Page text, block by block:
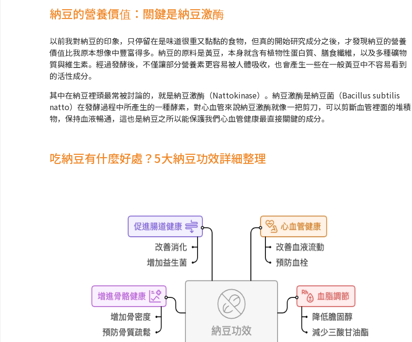
納豆的營養價值：關鍵是納豆激酶
以前我對納豆的印象，只停留在是味道很重又黏黏的食物，但真的開始研究成分之後，才發現納豆的營養
價值比我原本想像中豐富得多。納豆的原料是黃豆，本身就含有植物性蛋白質、膳食纖維，以及多種礦物
質與維生素。經過發酵後，不僅讓部分營養素更容易被人體吸收，也會產生一些在一般黃豆中不容易看到
的活性成分。
其中在納豆裡頭最常被討論的，就是納豆激酶（Nattokinase）。納豆激酶是納豆菌（Bacillus subtilis
natto）在發酵過程中所產生的一種酵素，對心血管來說納豆激酶就像一把剪刀，可以剪斷血管裡面的堆積
物，保持血液暢通，這也是納豆之所以能保護我們心血管健康最直接關鍵的成分。
吃納豆有什麼好處？5大納豆功效詳細整理